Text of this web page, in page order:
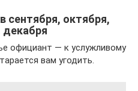
сентября, октября,
декабря
официант — к услужливому
вам угодить.